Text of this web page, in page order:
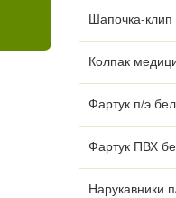
Шапочка-клип
Колпак
Фартук п/э
Фартук ПВХ
Нарукавники